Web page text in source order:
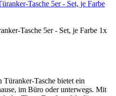
Tasche 5er - Set, je Farbe 1x
Tasche bietet ein
im Büro oder unterwegs. Mit